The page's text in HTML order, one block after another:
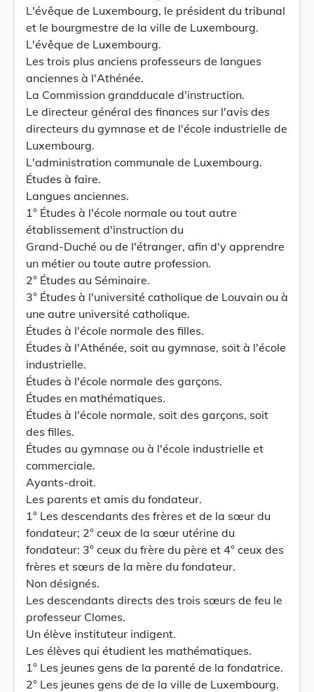
L'évêque de Luxembourg, le président du tribunal
et le bourgmestre de la ville de Luxembourg.
L'évêque de Luxembourg.
Les trois plus anciens professeurs de langues
anciennes à l'Athénée.
La Commission grandducale d'instruction.
Le directeur général des finances sur l'avis des
directeurs du gymnase et de l'école industrielle de
Luxembourg.
L'administration communale de Luxembourg.
Études à faire.
Langues anciennes.
1° Études à l'école normale ou tout autre
établissement d'instruction du
Grand-Duché ou de l'étranger, afin d'y apprendre
un métier ou toute autre profession.
2° Études au Séminaire.
3° Études à l'université catholique de Louvain ou à
une autre université catholique.
Études à l'école normale des filles.
Études à l'Athénée, soit au gymnase, soit à l'école
industrielle.
Études à l'école normale des garçons.
Études en mathématiques.
Études à l'école normale, soit des garçons, soit
des filles.
Études au gymnase ou à l'école industrielle et
commerciale.
Ayants-droit.
Les parents et amis du fondateur.
1° Les descendants des frères et de la sœur du
fondateur; 2° ceux de la sœur utérine du
fondateur: 3° ceux du frère du père et 4° ceux des
frères et sœurs de la mère du fondateur.
Non désignés.
Les descendants directs des trois sœurs de feu le
professeur Clomes.
Un élève instituteur indigent.
Les élèves qui étudient les mathématiques.
1° Les jeunes gens de la parenté de la fondatrice.
2° Les jeunes gens de de la ville de Luxembourg.